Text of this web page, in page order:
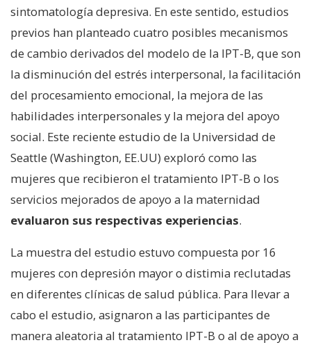
sintomatología depresiva. En este sentido, estudios
previos han planteado cuatro posibles mecanismos
de cambio derivados del modelo de la IPT-B, que son
la disminución del estrés interpersonal, la facilitación
del procesamiento emocional, la mejora de las
habilidades interpersonales y la mejora del apoyo
social. Este reciente estudio de la Universidad de
Seattle (Washington, EE.UU) exploró como las
mujeres que recibieron el tratamiento IPT-B o los
servicios mejorados de apoyo a la maternidad
evaluaron sus respectivas experiencias.
La muestra del estudio estuvo compuesta por 16
mujeres con depresión mayor o distimia reclutadas
en diferentes clínicas de salud pública. Para llevar a
cabo el estudio, asignaron a las participantes de
manera aleatoria al tratamiento IPT-B o al de apoyo a